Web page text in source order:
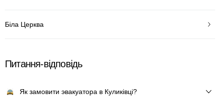
Біла Церква
Питання-відповідь
Як замовити эвакуатора в Куликівці?